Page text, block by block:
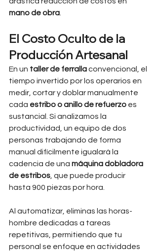
mano de obra
El Costo Oculto de la
Producción Artesanal
En un taller de ferralla convencional, el
tiempo invertido por los operarios en
medir, cortar y doblar manualmente
cada estribo o anillo de refuerzo es
sustancial. Si analizamos la
productividad, un equipo de dos
personas trabajando de forma
manual difícilmente igualará la
cadencia de una máquina dobladora
de estribos , que puede producir
hasta 900 piezas por hora.
Al automatizar, eliminas las horas-
hombre dedicadas a tareas
repetitivas, permitiendo que tu
personal se enfoque en actividades